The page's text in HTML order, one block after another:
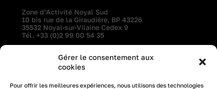
Gérer le consentement aux
cookies
Pour offrir les meilleures expériences, nous utilisons des technologies
Zone d’Activité Noyal Sud
10 bis rue de la Giraudière, BP 43226
35532 Noyal-sur-Vilaine Cedex 9
Tél. +33 (0)2 99 00 54 35
professionnels l’entreprise